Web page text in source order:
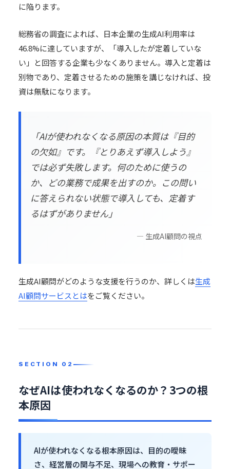
に陥ります。
総務省の調査によれば、日本企業の生成AI利用率は
46.8%に達していますが、「導入したが定着していな
い」と回答する企業も少なくありません。導入と定着は
別物であり、定着させるための施策を講じなければ、投
資は無駄になります。
「AIが使われなくなる原因の本質は『目的
の欠如』です。『とりあえず導入しよう』
では必ず失敗します。何のために使うの
か、どの業務で成果を出すのか。この問い
に答えられない状態で導入しても、定着す
るはずがありません」
— 生成AI顧問の視点
生成AI顧問がどのような支援を行うのか、詳しくは生成
AI顧問サービスとはをご覧ください。
なぜAIは使われなくなるのか？3つの根
本原因
AIが使われなくなる根本原因は、目的の曖昧
さ、経営層の関与不足、現場への教育 ・サポー